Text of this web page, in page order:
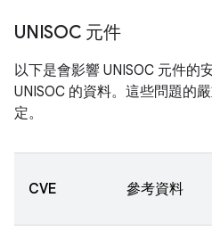
UNISOC 元件
以下是會影響 UNISOC 元件的
UNISOC 的資料。這些問題的
定。
CVE 參考資料